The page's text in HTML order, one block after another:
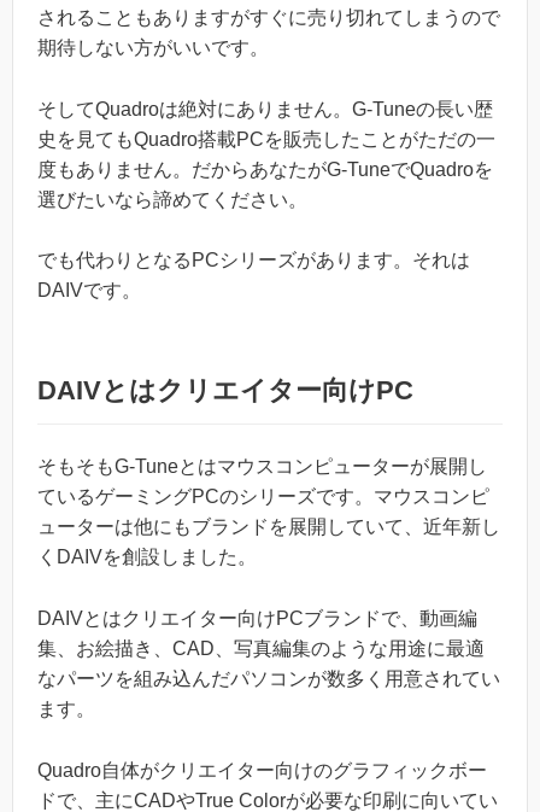
されることもありますがすぐに売り切れてしまうので
期待しない方がいいです。
そしてQuadroは絶対にありません。G-Tuneの長い歴
史を見てもQuadro搭載PCを販売したことがただの一
度もありません。だからあなたがG-TuneでQuadroを
選びたいなら諦めてください。
でも代わりとなるPCシリーズがあります。それは
DAIVです。
DAIVとはクリエイター向けPC
そもそもG-Tuneとはマウスコンピューターが展開し
ているゲーミングPCのシリーズです。マウスコンピ
ューターは他にもブランドを展開していて、近年新し
くDAIVを創設しました。
DAIVとはクリエイター向けPCブランドで、動画編
集、お絵描き、CAD、写真編集のような用途に最適
なパーツを組み込んだパソコンが数多く用意されてい
ます。
Quadro自体がクリエイター向けのグラフィックボー
ドで、主にCADやTrue Colorが必要な印刷に向いてい